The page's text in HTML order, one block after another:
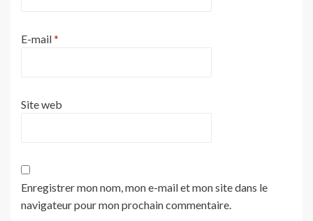
E-mail*
Site web
Enregistrer mon nom, mon e-mail et mon site dans le
navigateur pour mon prochain commentaire.